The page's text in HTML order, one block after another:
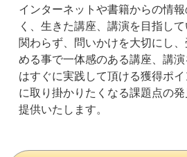
インターネットや書籍からの情
く、生きた講座、講演を目指し
関わらず、問いかけを大切にし
める事で一体感のある講座、講
はすぐに実践して頂ける獲得ポ
に取り掛かりたくなる課題点の
提供いたします。